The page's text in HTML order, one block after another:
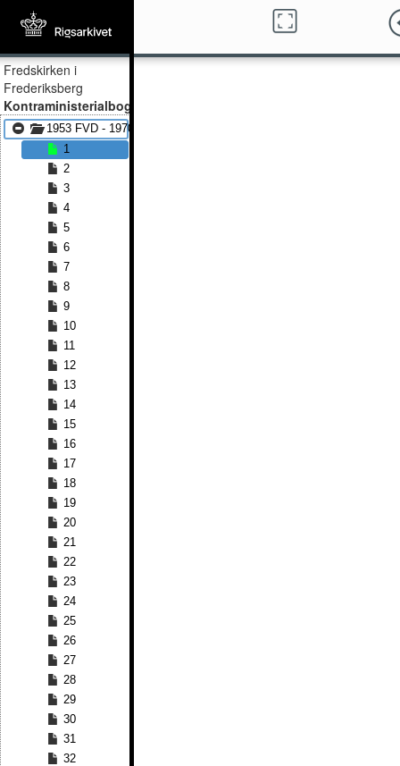
Fredskirken i
Frederiksberg
Kontraministerialbog
1953 FVD - 1970 FVD
1
2
3
4
5
6
7
8
9
10
11
12
13
14
15
16
17
18
19
20
21
22
23
24
25
26
27
28
29
30
31
32